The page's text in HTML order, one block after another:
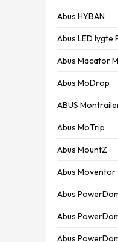
Abus HYBAN
Abus LED lygte
Abus Macator
Abus MoDrop
ABUS
Abus MoTrip
Abus MountZ
Abus Moventor
Abus
Abus
Abus